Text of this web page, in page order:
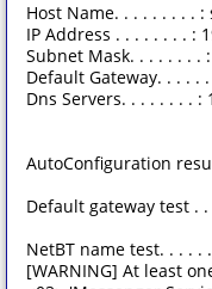
Host Name. . . . . . . . . :
IP Address . . . . . . . . :
Subnet Mask. . . . . . . .
Default Gateway. . . . .
Dns Servers. . . . . . . . :
AutoConfiguration
Default gateway test . .
NetBT name test. . . . .
[WARNING] At least